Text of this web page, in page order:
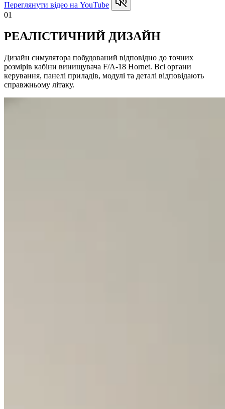
Переглянути відео на YouTube
01
РЕАЛІСТИЧНИЙ ДИЗАЙН
Дизайн симулятора побудований відповідно до точних
розмірів кабіни винищувача F/A-18 Hornet. Всі органи
керування, панелі приладів, модулі та деталі відповідають
справжньому літаку.